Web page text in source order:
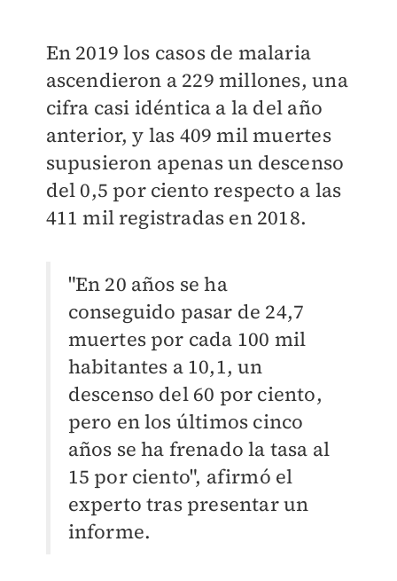
En 2019 los casos de malaria
ascendieron a 229 millones, una
cifra casi idéntica a la del año
anterior, y las 409 mil muertes
supusieron apenas un descenso
del 0,5 por ciento respecto a las
411 mil registradas en 2018.
"En 20 años se ha
conseguido pasar de 24,7
muertes por cada 100 mil
habitantes a 10,1, un
descenso del 60 por ciento,
pero en los últimos cinco
años se ha frenado la tasa al
15 por ciento", afirmó el
experto tras presentar un
informe.